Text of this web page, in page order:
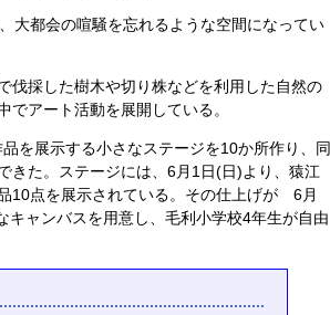
大都会の喧騒を忘れるような空間になってい
伐採した樹木や切り株などを利用した自然の
アート活動を展開している。
を展示する小さなステージを10か所作り、同
きた。ステージには、6月1日(日)より、猿江
10点を展示されている。その仕上げが 6月
ャンバスを用意し、毛利小学校4年生が自由